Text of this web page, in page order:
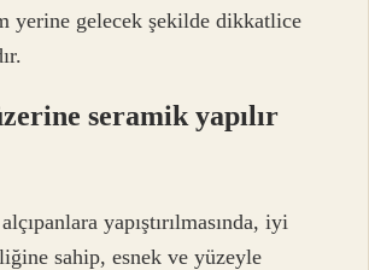
yerine gelecek şekilde dikkatlice
seramik yapılır
yapıştırılmasında, iyi
sahip, esnek ve yüzeyle